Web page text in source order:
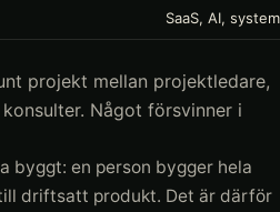
SaaS, AI, system
projekt mellan projektledare,
Något försvinner i
byggt: en person bygger hela
driftsatt produkt. Det är därför